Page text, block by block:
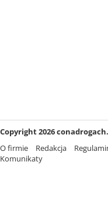
Copyright 2026
O firmie
Redakcja
Komunikaty